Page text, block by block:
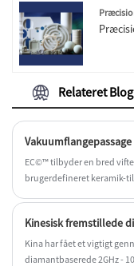
Relateret Blog
Vakuumflangepassage
EC©™ tilbyder en bred
brugerdefineret keramik-
såsom rustfrit stål,
Kinesisk fremstillede
Kina har fået et vigtigt
diamantbaserede 2GHz -